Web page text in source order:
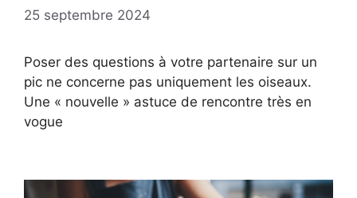
25 septembre 2024
Poser des questions à votre partenaire sur un
pic ne concerne pas uniquement les oiseaux.
Une « nouvelle » astuce de rencontre très en
vogue